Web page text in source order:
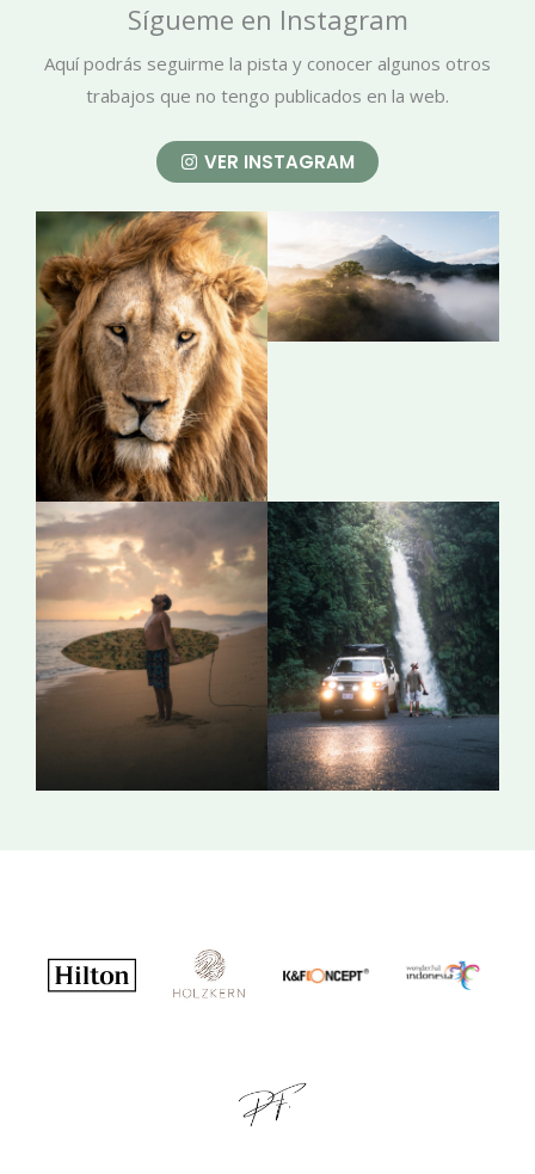
Sígueme en Instagram
Aquí podrás seguirme la pista y conocer algunos otros
trabajos que no tengo publicados en la web​.
VER INSTAGRAM